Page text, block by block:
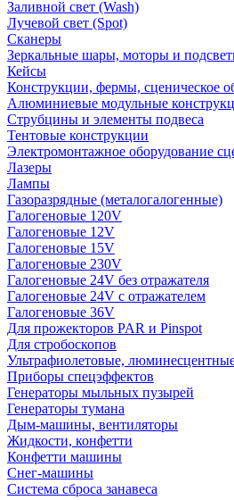
Заливной свет (Wash)
Лучевой свет (Spot)
Сканеры
Зеркальные шары, моторы и
Кейсы
Конструкции, фермы, сценическое
Алюминиевые модульные
Струбцины и элементы подвеса
Тентовые конструкции
Электромонтажное оборудование
Лазеры
Лампы
Газоразрядные (металогалогенные)
Галогеновые 120V
Галогеновые 12V
Галогеновые 15V
Галогеновые 230V
Галогеновые 24V без отражателя
Галогеновые 24V с отражателем
Галогеновые 36V
Для прожекторов PAR и Pinspot
Для стробоскопов
Ультрафиолетовые,
Приборы спецэффектов
Генераторы мыльных пузырей
Генераторы тумана
Дым-машины, вентиляторы
Жидкости, конфетти
Конфетти машины
Снег-машины
Система сброса занавеса